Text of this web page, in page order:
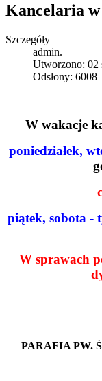
Kancelaria
Szczegóły
admin.
Utworzono: 02
Odsłony: 6008
W wakacje
poniedziałek,
piątek, sobota -
W sprawach
PARAFIA PW.